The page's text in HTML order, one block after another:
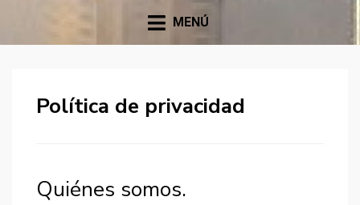
MENÚ
Política de privacidad
Quiénes somos.